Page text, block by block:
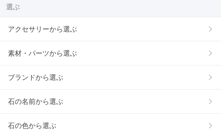
選ぶ
アクセサリーから選ぶ
素材・パーツから選ぶ
ブランドから選ぶ
石の名前から選ぶ
石の色から選ぶ